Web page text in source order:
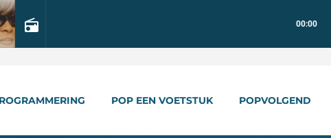
radio 00:00
POP EEN VOETSTUK POPVOLGEND